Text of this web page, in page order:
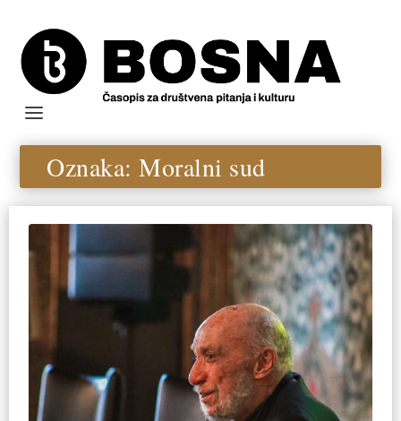
Oznaka:Moralni sud